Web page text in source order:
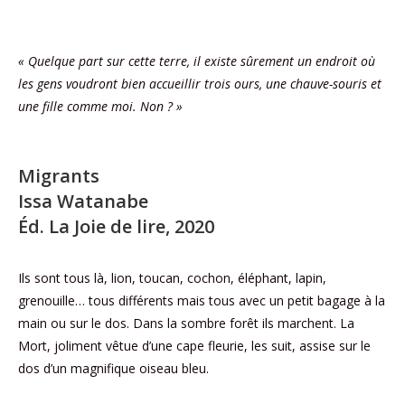
« Quelque part sur cette terre, il existe sûrement un endroit où
les gens voudront bien accueillir trois ours, une chauve-souris et
une fille comme moi. Non ? »
Migrants
Issa Watanabe
Éd. La Joie de lire, 2020
Ils sont tous là, lion, toucan, cochon, éléphant, lapin,
grenouille… tous différents mais tous avec un petit bagage à la
main ou sur le dos. Dans la sombre forêt ils marchent. La
Mort, joliment vêtue d’une cape fleurie, les suit, assise sur le
dos d’un magnifique oiseau bleu.